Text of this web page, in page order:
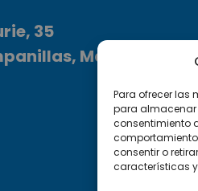
Para ofrecer las
para almacenar
consentimiento
consentir o
características
35
Málaga